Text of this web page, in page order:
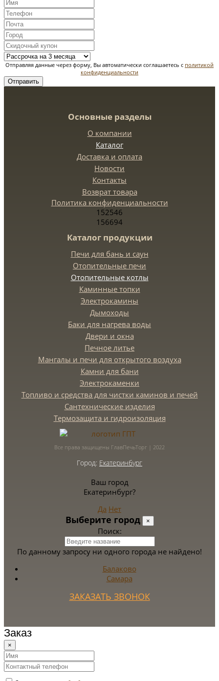
Отправляя данные через форму, Вы автоматически соглашаетесь с политикой
конфиденциальности
Отправить
Основные разделы
О компании
Каталог
Доставка и оплата
Новости
Контакты
Возврат товара
Политика конфиденциальности
152546
156694
Каталог продукции
Печи для бань и саун
Отопительные печи
Отопительные котлы
Каминные топки
Электрокамины
Дымоходы
Баки для нагрева воды
Двери и окна
Печное литье
Мангалы и печи для открытого воздуха
Камни для бани
Электрокаменки
Топливо и средства для чистки каминов и печей
Сантехнические изделия
Термозащита и гидроизоляция
Все права защищены ГлавПечьТорг | 2022
Город: Екатеринбург
Ваш город
Екатеринбург?
Да Нет
Выберите город ×
Поиск:
По данному запросу ни одного города не найдено!
Балаково
Самара
ЗАКАЗАТЬ ЗВОНОК
Заказ
×